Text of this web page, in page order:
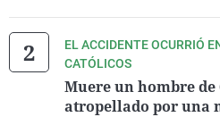
EL ACCIDENTE OCURRIÓ
CATÓLICOS
Muere un hombre de
atropellado por una